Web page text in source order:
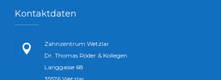
Kontaktdaten
Zahnzentrum Wetzlar
Dr. Thomas Röder & Kollegen
Langgasse 68